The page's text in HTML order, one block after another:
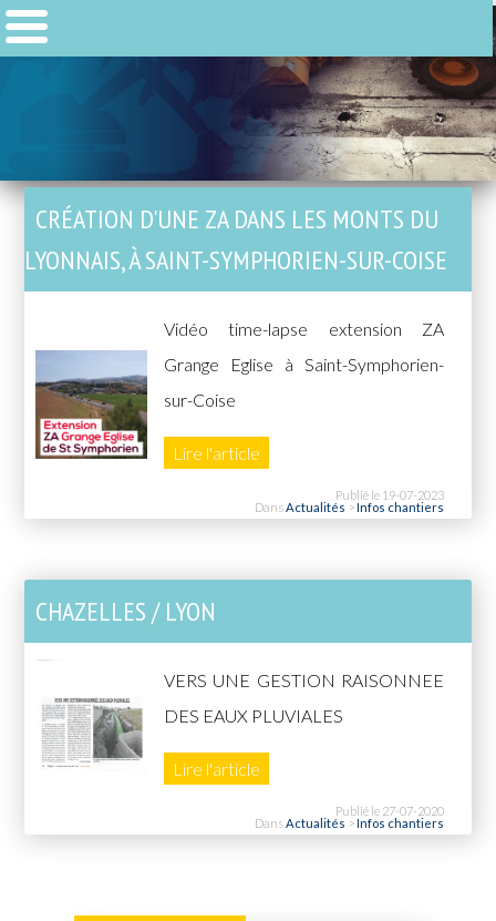
CRÉATION D'UNE ZA DANS LES MONTS DU
LYONNAIS, À SAINT-SYMPHORIEN-SUR-COISE
Vidéo time-lapse extension ZA
Grange Eglise à Saint-Symphorien-
sur-Coise
Lire l'article
Publié le 19-07-2023
DansActualités >Infos chantiers
CHAZELLES / LYON
VERS UNE GESTION RAISONNEE
DES EAUX PLUVIALES
Lire l'article
Publié le 27-07-2020
DansActualités >Infos chantiers